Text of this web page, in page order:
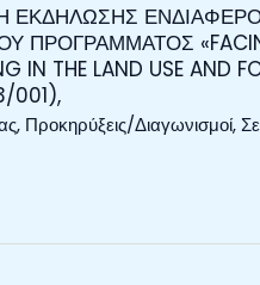
ΕΚΔΗΛΩΣΗΣ
ΠΡΟΓΡΑΜΜΑΤΟΣ «FACING
IN THE LAND USE AND
001),
, Προκηρύξεις/Διαγωνισμοί,